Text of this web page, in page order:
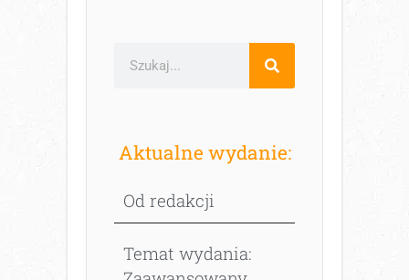
Aktualne wydanie:
Od redakcji
Temat wydania: